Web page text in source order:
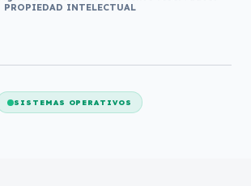
PROPIEDAD INTELECTUAL
SISTEMAS OPERATIVOS